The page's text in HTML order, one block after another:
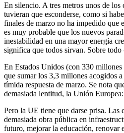
En silencio. A tres metros unos de
tuvieran que esconderse, como si
finales de marzo no ha impedido que
es muy probable que los nuevos
inestabilidad en una mayor energía
significa que todos sirvan. Sobre
En Estados Unidos (con 330
que sumar los 3,3 millones acogidos
tímida respuesta de marzo. Se nota
demasiada lentitud, la Unión
Pero la UE tiene que darse prisa. Las
demasiada obra pública en
futuro, mejorar la educación, renovar